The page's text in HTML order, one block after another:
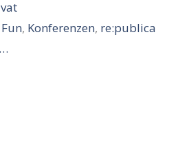
Fun, Konferenzen, re:publica